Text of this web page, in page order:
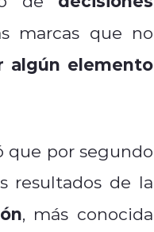
marcas que no
algún elemento
que por segundo
resultados de la
, más conocida